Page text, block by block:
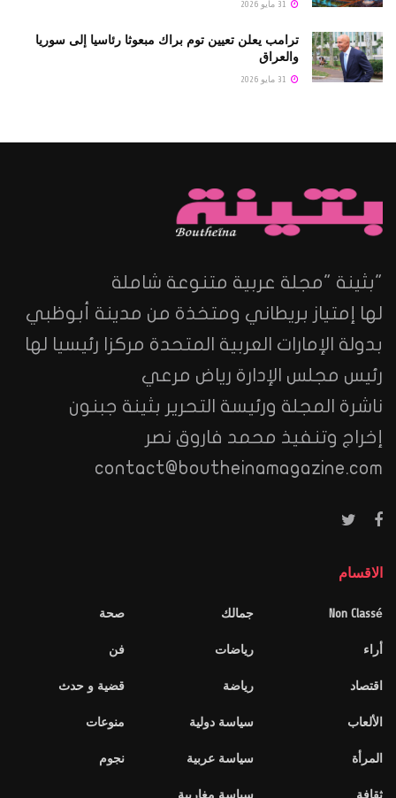
ترامب يعلن تعيين توم براك مبعوثا رئاسيا إلى سوريا
والعراق
"بثينة "مجلة عربية متنوعة شاملة
لها إمتياز بريطاني ومتخذة من مدينة أبوظبي
بدولة الإمارات العربية المتحدة مركزا رئيسيا لها
رئيس مجلس الإدارة رياض مرعي
ناشرة المجلة ورئيسة التحرير بثينة جبنون
إخراج وتنفيذ محمد فاروق نصر
contact@boutheinamagazine.com
الاقسام
Non Classé
أراء
اقتصاد
الألعاب
المرأة
جمالك
رياضات
رياضة
سياسة دولية
سياسة عربية
صحة
فن
قضية و حدث
منوعات
نجوم